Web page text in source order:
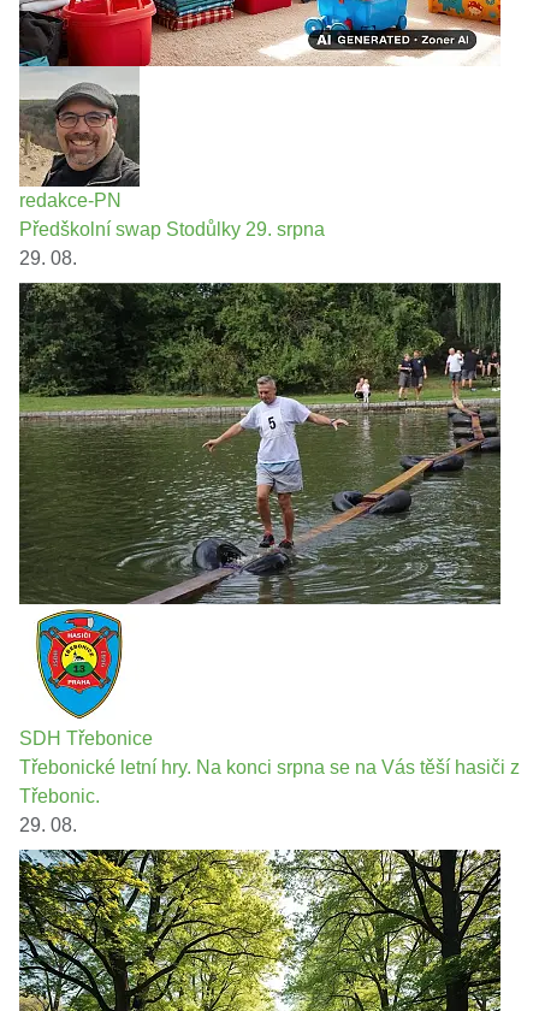
redakce-PN
Předškolní swap Stodůlky 29. srpna
29. 08.
SDH Třebonice
Třebonické letní hry. Na konci srpna se na Vás těší hasiči z
Třebonic.
29. 08.